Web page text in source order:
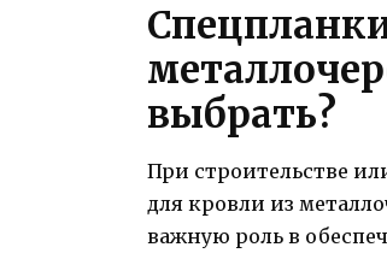
выбрать?
При строительстве
для кровли из
важную роль в